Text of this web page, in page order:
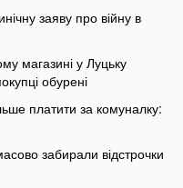
заяву про війну в
магазині у Луцьку
обурені
платити за комуналку:
забирали відстрочки